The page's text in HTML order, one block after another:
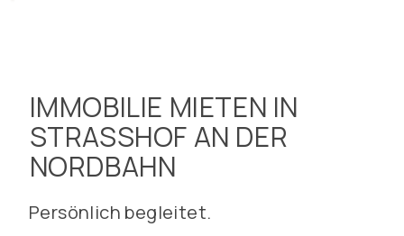
IMMOBILIE MIETEN IN
STRASSHOF AN DER
NORDBAHN
Persönlich begleitet.